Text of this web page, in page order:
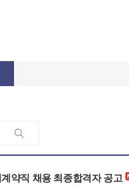
약직 채용 최종합격자 공고